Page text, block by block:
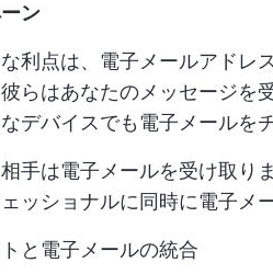
ン
利点は、電子メールアドレ
らはあなたのメッセージを
デバイスでも電子メールを
手は電子メールを受け取り
ッショナルに同時に電子メ
と電子メールの統合